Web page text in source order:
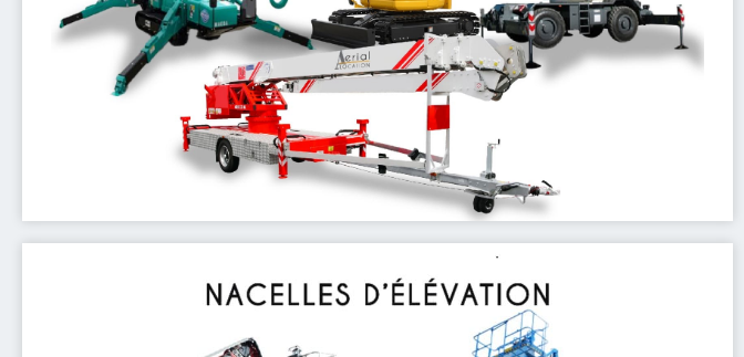
Matériel de levage
Gamme complète d'engins de levage adaptés à tous vos besoins. Nos mini grues,
grue araignées, grues lentes et grues remorques sont idéales pour les travaux de